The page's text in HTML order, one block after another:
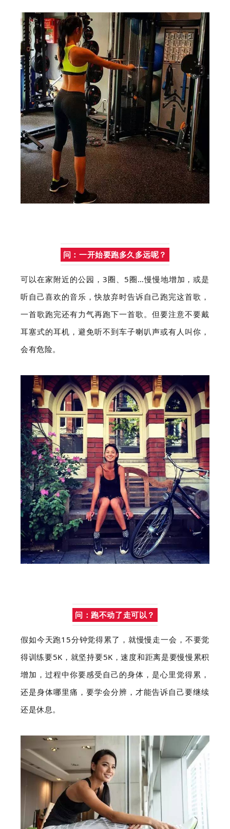
问：一开始要跑多久多远呢？
可以在家附近的公园，3圈、5圈…慢慢地增加，或是
听自己喜欢的音乐，快放弃时告诉自己跑完这首歌，
一首歌跑完还有力气再跑下一首歌。但要注意不要戴
耳塞式的耳机，避免听不到车子喇叭声或有人叫你，
会有危险。
问：跑不动了走可以？
假如今天跑15分钟觉得累了，就慢慢走一会，不要觉
得训练要5K，就坚持要5K，速度和距离是要慢慢累积
增加，过程中你要感受自己的身体，是心里觉得累，
还是身体哪里痛，要学会分辨，才能告诉自己要继续
还是休息。